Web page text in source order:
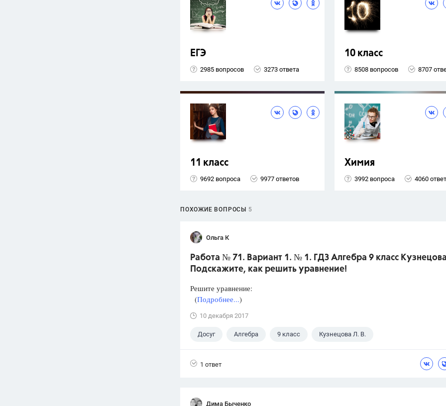
ЕГЭ
2985 вопросов 3273 ответа
10 класс
8508 вопросов 8707
11 класс
9692 вопроса 9977 ответов
Химия
3992 вопроса 4060
ПОХОЖИЕ ВОПРОСЫ 5
Ольга К
Работа № 71. Вариант 1. № 1. ГДЗ Алгебра 9 класс
Подскажите, как решить уравнение!
Решите уравнение:
(Подробнее...)
10 декабря 2017
Досуг Алгебра 9 класс Кузнецова Л. В.
1 ответ
Дима Быченко